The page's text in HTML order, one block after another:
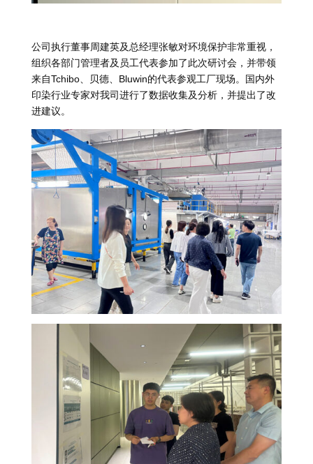
公司执行董事周建英及总经理张敏对环境保护非常重视，
组织各部门管理者及员工代表参加了此次研讨会，并带领
来自Tchibo、贝德、Bluwin的代表参观工厂现场。国内外
印染行业专家对我司进行了数据收集及分析，并提出了改
进建议。